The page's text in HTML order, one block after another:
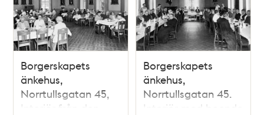
Borgerskapets
änkehus,
Norrtullsgatan 45,
Interiör från den
Borgerskapets
änkehus,
Norrtullsgatan 45.
Interiör med boende